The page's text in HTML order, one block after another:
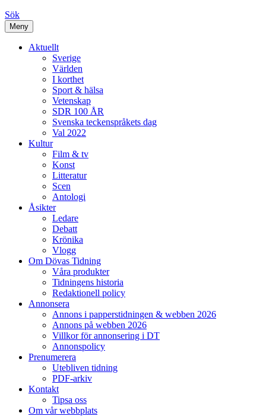
Sök
Meny
Aktuellt
Sverige
Världen
I korthet
Sport & hälsa
Vetenskap
SDR 100 ÅR
Svenska teckenspråkets dag
Val 2022
Kultur
Film & tv
Konst
Litteratur
Scen
Antologi
Åsikter
Ledare
Debatt
Krönika
Vlogg
Om Dövas Tidning
Våra produkter
Tidningens historia
Redaktionell policy
Annonsera
Annons i papperstidningen & webben 2026
Annons på webben 2026
Villkor för annonsering i DT
Annonspolicy
Prenumerera
Utebliven tidning
PDF-arkiv
Kontakt
Tipsa oss
Om vår webbplats